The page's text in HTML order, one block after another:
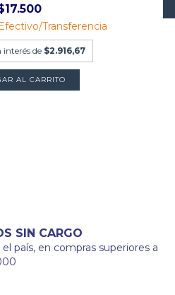
Efectivo/Transferencia
interés de $2.916,67
AL CARRITO
SIN CARGO
país, en compras superiores a